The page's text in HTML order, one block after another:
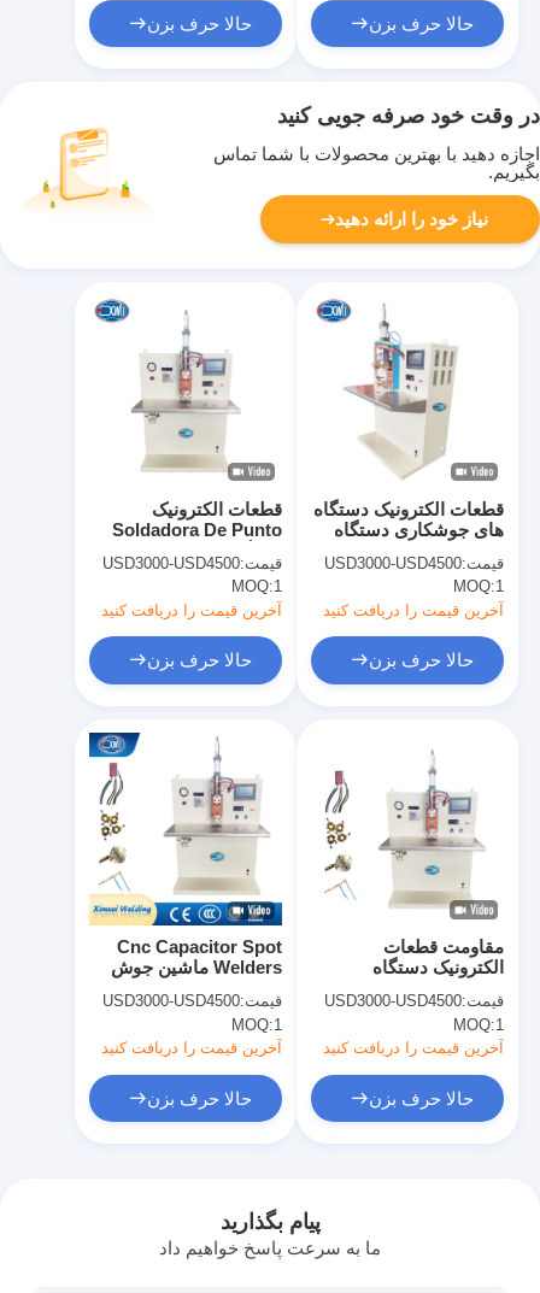
حالا حرف بزن حالا حرف بزن
در وقت خود صرفه جویی کنید
اجازه دهید با بهترین محصولات با شما تماس
بگیریم.
نیاز خود را ارائه دهید
قطعات الکترونیک
Soldadora De Punto
ظرفیت
قیمت:USD3000-USD4500
MOQ:1
آخرین قیمت را دریافت کنید
حالا حرف بزن
قطعات الکترونیک دستگاه
های جوشکاری دستگاه
تخلیه ظرفیت
قیمت:USD3000-USD4500
MOQ:1
آخرین قیمت را دریافت کنید
حالا حرف بزن
Cnc Capacitor Spot
Welders ماشین جوش
الکترونیکی
قیمت:USD3000-USD4500
MOQ:1
آخرین قیمت را دریافت کنید
حالا حرف بزن
مقاومت قطعات
الکترونیک دستگاه
ظرفیت
قیمت:USD3000-USD4500
MOQ:1
آخرین قیمت را دریافت کنید
حالا حرف بزن
پیام بگذارید
ما به سرعت پاسخ خواهیم داد